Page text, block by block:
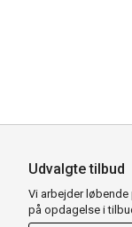
Udvalgte tilbud
Vi arbejder
på opdagelse i